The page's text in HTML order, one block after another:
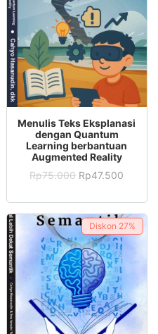
ADD TO CART
Menulis Teks Eksplanasi
dengan Quantum
Learning berbantuan
Augmented Reality
Rp75.000 Rp47.500
Diskon 27%